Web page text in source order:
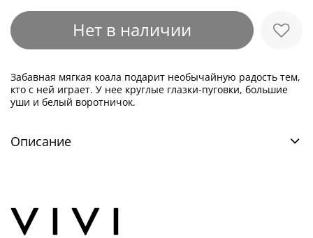
Нет в наличии
Забавная мягкая коала подарит необычайную радость тем,
кто с ней играет. У нее круглые глазки-пуговки, большие
уши и белый воротничок.
Описание